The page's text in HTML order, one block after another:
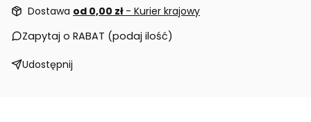
Dostawa od 0,00 zł - Kurier krajowy
Zapytaj o RABAT (podaj ilość)
Udostępnij